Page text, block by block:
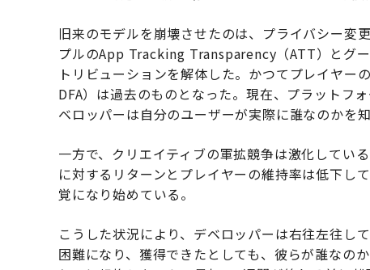
旧来のモデルを崩壊させたのは、プライバシー変
プルのApp Tracking Transparency（ATT）とグ
トリビューションを解体した。かつてプレイヤ
DFA）は過去のものとなった。現在、プラットフ
ベロッパーは自分のユーザーが実際に誰なのかを
一方で、クリエイティブの軍拡競争は激化してい
に対するリターンとプレイヤーの維持率は低下し
覚になり始めている。
こうした状況により、デベロッパーは右往左往し
困難になり、獲得できたとしても、彼らが誰なの